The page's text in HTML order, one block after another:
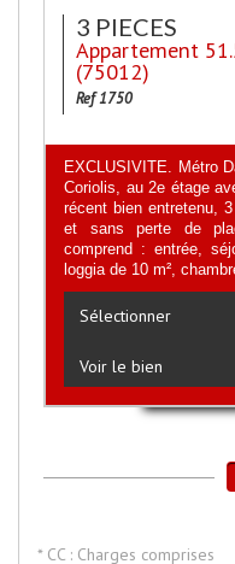
3 PIECES
Appartement
(75012)
Ref 1750
EXCLUSIVITE. Métro
Coriolis, au 2e étage
récent bien entretenu,
et sans perte de
comprend : entrée,
loggia de 10 m²,
Sélectionner
Voir le bien
* CC : Charges comprises